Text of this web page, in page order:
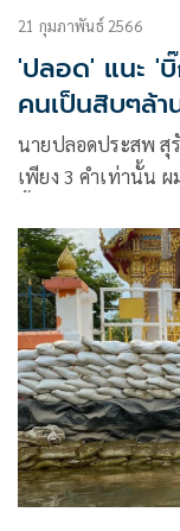
21 กุมภาพันธ์ 2566
'ปลอด' แนะ 'บิ๊กตู่' ขอ 3 คำ 'ผมพอ
คนเป็นสิบๆล้
นายปลอดประสพ สุรัสวดี
เพียง 3 คำเท่านั้น ผมไปงานเลี้ยง วปอ.รุ่นผมซึ่งเก่าแก่มาก ตอน